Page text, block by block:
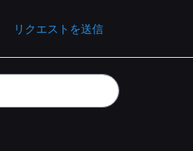
リクエストを送信